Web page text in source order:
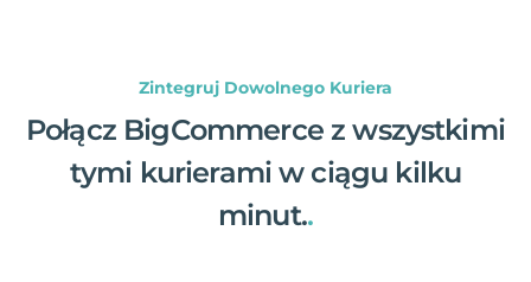
Zintegruj Dowolnego Kuriera
Połącz BigCommerce z wszystkimi
tymi kurierami w ciągu kilku
minut..